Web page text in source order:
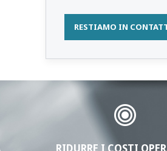
RESTIAMO IN
RIDURRE I COSTI